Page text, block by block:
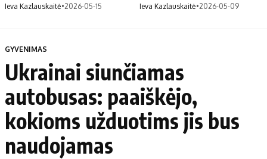
Ieva Kazlauskaitė•2026-05-15 Ieva Kazlauskaitė•2026-05-09
GYVENIMAS
Ukrainai siunčiamas
autobusas: paaiškėjo,
kokioms užduotims jis bus
naudojamas